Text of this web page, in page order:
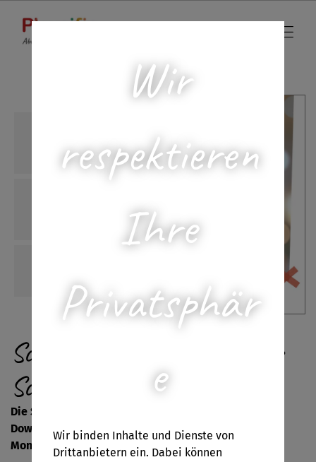
Schatzsuche: Monsterstarke
Schatzsuche
Die Schatzsuche für Kinder von 7 bis 10 Jahre zum
Downloaden und Ausdrucken für Deine nächste
Monsterparty!
Wir
respektieren
Ihre
Privatsphär
e
Wir binden Inhalte und Dienste von
Drittanbietern ein. Dabei können